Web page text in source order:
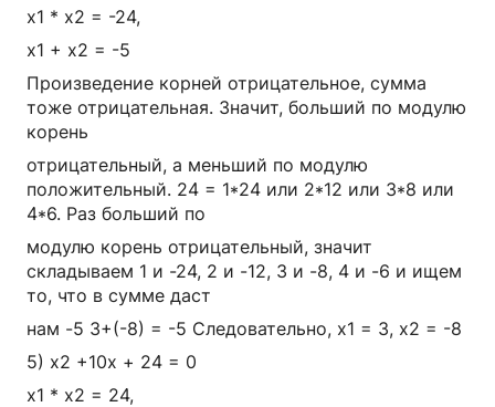
x1 * x2 = -24,
x1 + x2 = -5
Произведение корней отрицательное, сумма
тоже отрицательная. Значит, больший по модулю
корень
отрицательный, а меньший по модулю
положительный. 24 = 1*24 или 2*12 или 3*8 или
4*6. Раз больший по
модулю корень отрицательный, значит
складываем 1 и -24, 2 и -12, 3 и -8, 4 и -6 и ищем
то, что в сумме даст
нам -5 3+(-8) = -5 Следовательно, x1 = 3, x2 = -8
5) x2 +10x + 24 = 0
x1 * x2 = 24,